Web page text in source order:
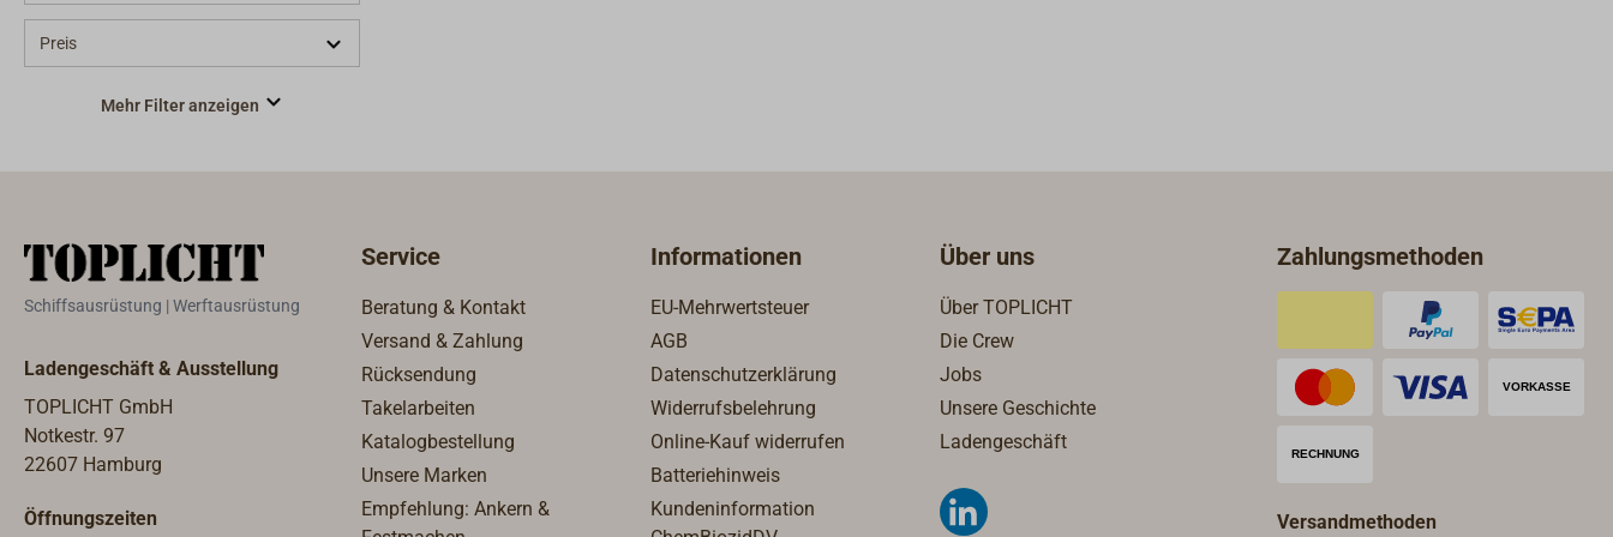
Preis
Mehr Filter anzeigen
Schiffsausrüstung | Werftausrüstung
Ladengeschäft & Ausstellung
TOPLICHT GmbH
Notkestr. 97
22607 Hamburg
Öffnungszeiten
Service
Beratung & Kontakt
Versand & Zahlung
Rücksendung
Takelarbeiten
Katalogbestellung
Unsere Marken
Empfehlung: Ankern &
Informationen
EU-Mehrwertsteuer
AGB
Datenschutzerklärung
Widerrufsbelehrung
Online-Kauf widerrufen
Batteriehinweis
Kundeninformation
Über uns
Über TOPLICHT
Die Crew
Jobs
Unsere Geschichte
Ladengeschäft
Zahlungsmethoden
Versandmethoden